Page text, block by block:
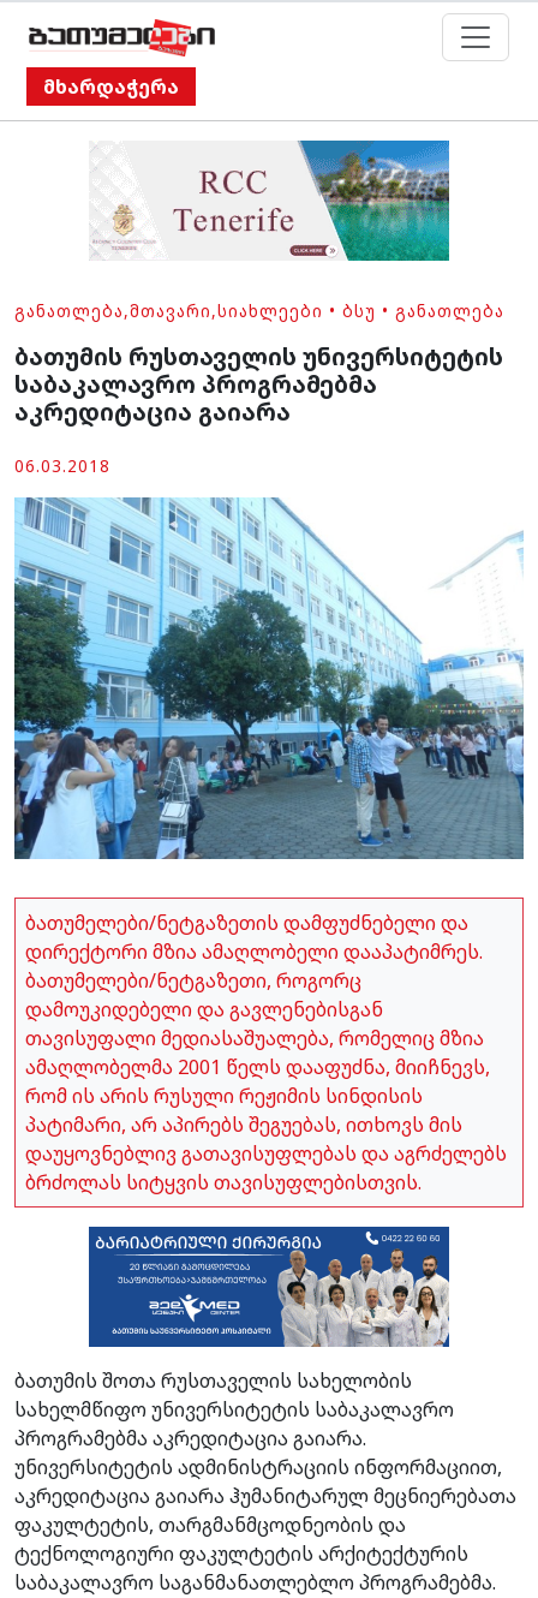
მხარდაჭერა
ᲒᲐᲜᲐᲗᲚᲔᲑᲐ,ᲛᲗᲐᲕᲐᲠᲘ,ᲡᲘᲐᲮᲚᲔᲔᲑᲘ • ᲑᲡᲣ • ᲒᲐᲜᲐᲗᲚᲔᲑᲐ
ბათუმის რუსთაველის უნივერსიტეტის
საბაკალავრო პროგრამებმა
აკრედიტაცია გაიარა
06.03.2018
ბათუმელები/ნეტგაზეთის დამფუძნებელი და
დირექტორი მზია ამაღლობელი დააპატიმრეს.
ბათუმელები/ნეტგაზეთი, როგორც
დამოუკიდებელი და გავლენებისგან
თავისუფალი მედიასაშუალება, რომელიც მზია
ამაღლობელმა 2001 წელს დააფუძნა, მიიჩნევს,
რომ ის არის რუსული რეჟიმის სინდისის
პატიმარი, არ აპირებს შეგუებას, ითხოვს მის
დაუყოვნებლივ გათავისუფლებას და აგრძელებს
ბრძოლას სიტყვის თავისუფლებისთვის.
ბათუმის შოთა რუსთაველის სახელობის
სახელმწიფო უნივერსიტეტის საბაკალავრო
პროგრამებმა აკრედიტაცია გაიარა.
უნივერსიტეტის ადმინისტრაციის ინფორმაციით,
აკრედიტაცია გაიარა ჰუმანიტარულ მეცნიერებათა
ფაკულტეტის, თარგმანმცოდნეობის და
ტექნოლოგიური ფაკულტეტის არქიტექტურის
საბაკალავრო საგანმანათლებლო პროგრამებმა.